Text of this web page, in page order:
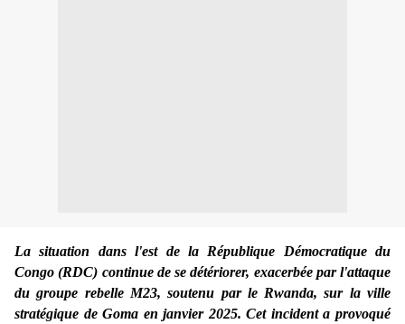
La situation dans l'est de la République Démocratique du
Congo (RDC) continue de se détériorer, exacerbée par l'attaque
du groupe rebelle M23, soutenu par le Rwanda, sur la ville
stratégique de Goma en janvier 2025. Cet incident a provoqué